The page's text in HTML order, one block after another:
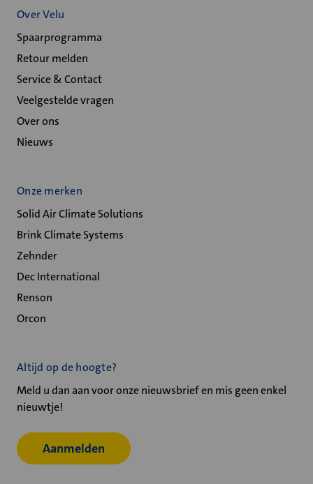
Over Velu
Spaarprogramma
Retour melden
Service & Contact
Veelgestelde vragen
Over ons
Nieuws
Onze merken
Solid Air Climate Solutions
Brink Climate Systems
Zehnder
Dec International
Renson
Orcon
Altijd op de hoogte?
Meld u dan aan voor onze nieuwsbrief en mis geen enkel
nieuwtje!
Aanmelden